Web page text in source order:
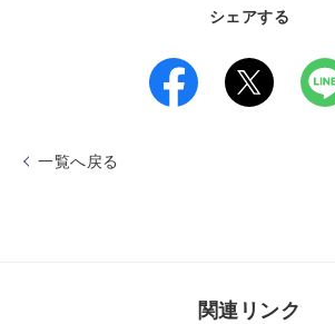
シェアする
一覧へ戻る
関連リンク